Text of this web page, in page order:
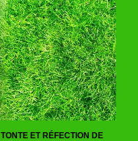
TONTE ET RÉFECTION DE